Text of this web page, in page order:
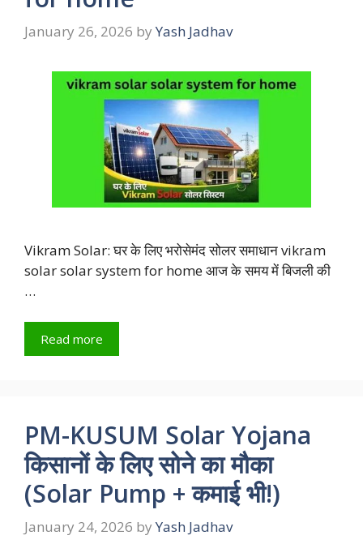
January 26, 2026 by Yash Jadhav
Vikram Solar: घर के लिए भरोसेमंद सोलर समाधान vikram
solar solar system for home आज के समय में बिजली की
…
Read more
PM-KUSUM Solar Yojana
किसानों के लिए सोने का मौका
(Solar Pump + कमाई भी!)
January 24, 2026 by Yash Jadhav